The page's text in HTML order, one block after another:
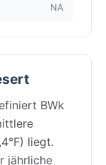
NA
BWk
liegt.
jährliche